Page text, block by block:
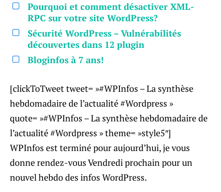
Pourquoi et comment désactiver XML-
RPC sur votre site WordPress?
Sécurité WordPress – Vulnérabilités
découvertes dans 12 plugin
Bloginfos à 7 ans!
[clickToTweet tweet= »#WPInfos – La synthèse
hebdomadaire de l’actualité #Wordpress »
quote= »#WPInfos – La synthèse hebdomadaire de
l’actualité #Wordpress » theme= »style5″]
WPInfos est terminé pour aujourd’hui, je vous
donne rendez-vous Vendredi prochain pour un
nouvel hebdo des infos WordPress.